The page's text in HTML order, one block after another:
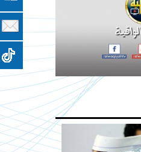
والأرض المباركة
الخلافة 1442هـ